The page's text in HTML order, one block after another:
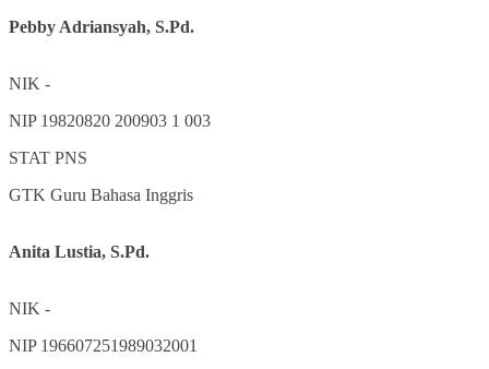
Pebby Adriansyah, S.Pd.
NIK -
NIP 19820820 200903 1 003
STAT PNS
GTK Guru Bahasa Inggris
Anita Lustia, S.Pd.
NIK -
NIP 196607251989032001